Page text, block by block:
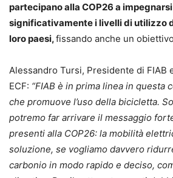
partecipano alla COP26 a
significativamente i livelli di utilizzo
loro paesi,fissando anche un
Alessandro Tursi, Presidente di FIAB
ECF: “FIAB è in prima linea in questa
che promuove l’uso della bicicletta.
potremo far arrivare il messaggio
presenti alla COP26: la mobilità
soluzione, se vogliamo davvero
carbonio in modo rapido e deciso,